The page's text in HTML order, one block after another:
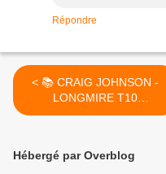
Répondre
< 📚 CRAIG JOHNSON -
LONGMIRE T10
STEAMBOAT (THE SPIRIT
Hébergé par Overblog